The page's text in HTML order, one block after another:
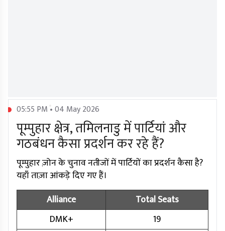
05:55 PM • 04 May 2026
पूम्पुहार क्षेत्र, तमिलनाडु में पार्टियां और
गठबंधन कैसा प्रदर्शन कर रहे हैं?
पूम्पुहार ज़ोन के चुनाव नतीजों में पार्टियों का प्रदर्शन कैसा है?
यहाँ ताज़ा आंकड़े दिए गए हैं।
Alliance
Total Seats
DMK+
19